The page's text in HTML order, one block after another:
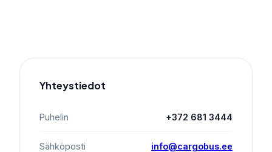
Yhteystiedot
Puhelin +372 681 3444
Sähköposti info@cargobus.ee